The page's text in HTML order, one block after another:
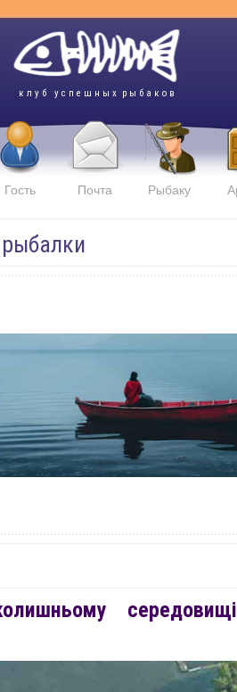
к л у б у с п е ш н ы х р ы б а к о в
Гость Почта Рыбаку